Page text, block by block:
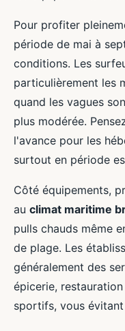
Pour profiter
période de mai à
conditions. Les
particulièrement les
quand les vagues
plus modérée.
l'avance pour les
surtout en période
Côté équipements,
au climat maritime
pulls chauds même
de plage. Les
généralement des
épicerie,
sportifs, vous